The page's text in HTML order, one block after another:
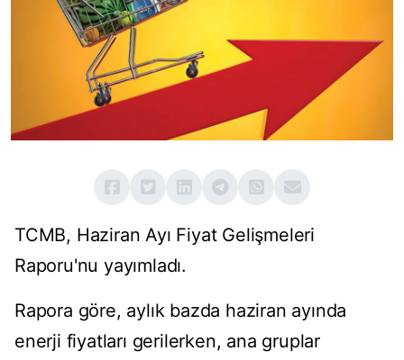
TCMB, Haziran Ayı Fiyat Gelişmeleri
Raporu'nu yayımladı.
Rapora göre, aylık bazda haziran ayında
enerji fiyatları gerilerken, ana gruplar